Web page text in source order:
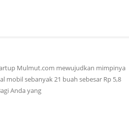
Mulmut.com mewujudkan mimpinya
sebanyak 21 buah sebesar Rp 5,8
Anda yang